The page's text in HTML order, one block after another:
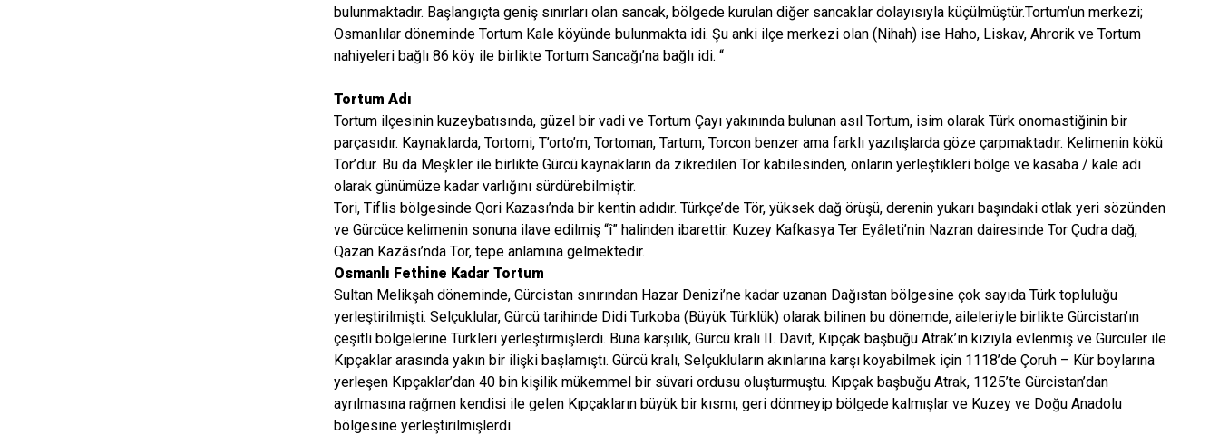
bulunmaktadır. Başlangıçta geniş sınırları olan sancak, bölgede kurulan diğer sancaklar dolayısıyla küçülmüştür.Tortum’un merkezi;
Osmanlılar döneminde Tortum Kale köyünde bulunmakta idi. Şu anki ilçe merkezi olan (Nihah) ise Haho, Liskav, Ahrorik ve Tortum
nahiyeleri bağlı 86 köy ile birlikte Tortum Sancağı’na bağlı idi. “
Tortum Adı
Tortum ilçesinin kuzeybatısında, güzel bir vadi ve Tortum Çayı yakınında bulunan asıl Tortum, isim olarak Türk onomastiğinin bir
parçasıdır. Kaynaklarda, Tortomi, T’orto’m, Tortoman, Tartum, Torcon benzer ama farklı yazılışlarda göze çarpmaktadır. Kelimenin kökü
Tor’dur. Bu da Meşkler ile birlikte Gürcü kaynakların da zikredilen Tor kabilesinden, onların yerleştikleri bölge ve kasaba / kale adı
olarak günümüze kadar varlığını sürdürebilmiştir.
Tori, Tiflis bölgesinde Qori Kazası’nda bir kentin adıdır. Türkçe’de Tör, yüksek dağ örüşü, derenin yukarı başındaki otlak yeri sözünden
ve Gürcüce kelimenin sonuna ilave edilmiş “î” halinden ibarettir. Kuzey Kafkasya Ter Eyâleti’nin Nazran dairesinde Tor Çudra dağ,
Qazan Kazâsı’nda Tor, tepe anlamına gelmektedir.
Osmanlı Fethine Kadar Tortum
Sultan Melikşah döneminde, Gürcistan sınırından Hazar Denizi’ne kadar uzanan Dağıstan bölgesine çok sayıda Türk topluluğu
yerleştirilmişti. Selçuklular, Gürcü tarihinde Didi Turkoba (Büyük Türklük) olarak bilinen bu dönemde, aileleriyle birlikte Gürcistan’ın
çeşitli bölgelerine Türkleri yerleştirmişlerdi. Buna karşılık, Gürcü kralı II. Davit, Kıpçak başbuğu Atrak’ın kızıyla evlenmiş ve Gürcüler ile
Kıpçaklar arasında yakın bir ilişki başlamıştı. Gürcü kralı, Selçukluların akınlarına karşı koyabilmek için 1118’de Çoruh – Kür boylarına
yerleşen Kıpçaklar’dan 40 bin kişilik mükemmel bir süvari ordusu oluşturmuştu. Kıpçak başbuğu Atrak, 1125’te Gürcistan’dan
ayrılmasına rağmen kendisi ile gelen Kıpçakların büyük bir kısmı, geri dönmeyip bölgede kalmışlar ve Kuzey ve Doğu Anadolu
bölgesine yerleştirilmişlerdi.